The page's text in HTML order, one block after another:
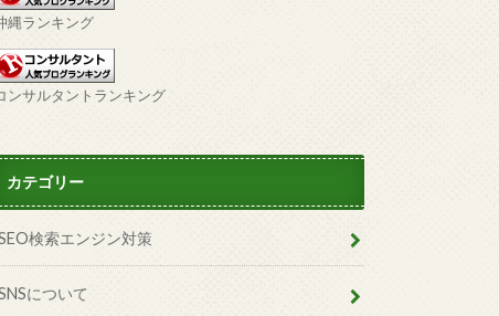
縄ランキング
ンサルタントランキング
カテゴリー
検索エンジン対策
について